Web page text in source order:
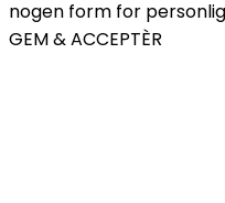
nogen form for
GEM & ACCEPTÈR